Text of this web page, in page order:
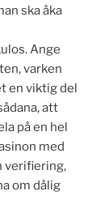
ska åka
Ange
varken
en viktig del
att
på en hel
med
verifiering,
om dålig